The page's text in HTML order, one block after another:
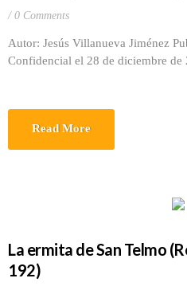
0 Comments
Autor: Jesús Villanueva Jiménez
Confidencial el 28 de diciembre de
Read More
La ermita de San Telmo
192)